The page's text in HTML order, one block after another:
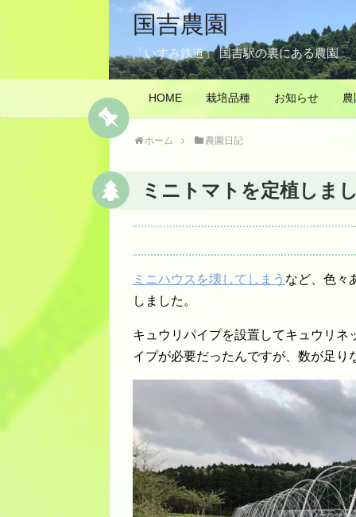
国吉農園
「いすみ鉄道」 国吉駅の裏にある農園
HOME 栽培品種 お知らせ
ホーム 農園日記
ミニトマトを定植しま
ミニハウスを壊してしまう など、色々
しました。
キュウリパイプを設置してキュウリ
イプが必要だったんですが、数が足